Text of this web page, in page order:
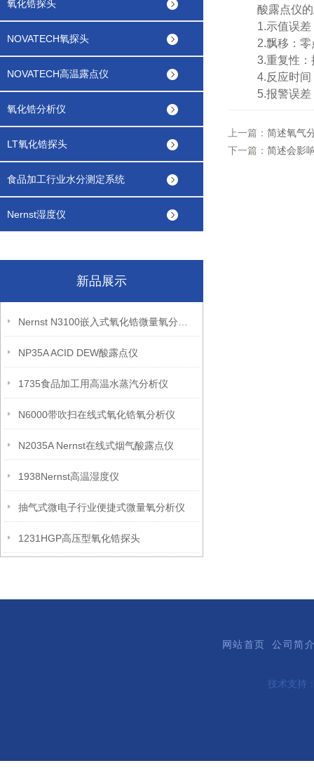
氧化锆探头
NOVATECH氧探头
NOVATECH高温露点仪
氧化锆分析仪
LT氧化锆探头
食品加工行业水分测定系统
Nernst湿度仪
新品展示
NP35A ACID DEW酸露点仪
1735食品加工用高温水蒸汽分析仪
N6000带吹扫在线式氧化锆氧分析仪
N2035A Nernst在线式烟气酸露点仪
1938Nernst高温湿度仪
抽气式微电子行业便捷式微量氧分析仪
1231HGP高压型氧化锆探头
酸露点仪的
1.示值误差：
2.飘移：零点
3.重复性：按
4.反应时间：
5.报警误差：
上一篇： 简述氧气
下一篇： 简述会影
网站首页 公司简
技术支持